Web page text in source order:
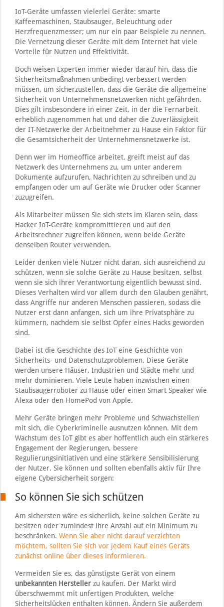
IoT-Geräte umfassen vielerlei Geräte: smarte
Kaffeemaschinen, Staubsauger, Beleuchtung oder
Herzfrequenzmesser; um nur ein paar Beispiele zu nennen.
Die Vernetzung dieser Geräte mit dem Internet hat viele
Vorteile für Nutzen und Effektivität.
Doch weisen Experten immer wieder darauf hin, dass die
Sicherheitsmaßnahmen unbedingt verbessert werden
müssen, um sicherzustellen, dass die Geräte die allgemeine
Sicherheit von Unternehmensnetzwerken nicht gefährden.
Dies gilt insbesondere in einer Zeit, in der die Fernarbeit
erheblich zugenommen hat und daher die Zuverlässigkeit
der IT-Netzwerke der Arbeitnehmer zu Hause ein Faktor für
die Gesamtsicherheit der Unternehmensnetzwerke ist.
Denn wer im Homeoffice arbeitet, greift meist auf das
Netzwerk des Unternehmens zu, um unter anderem
Dokumente aufzurufen, Nachrichten zu schreiben und zu
empfangen oder um auf Geräte wie Drucker oder Scanner
zuzugreifen.
Als Mitarbeiter müssen Sie sich stets im Klaren sein, dass
Hacker IoT-Geräte kompromittieren und auf den
Arbeitsrechner zugreifen können, wenn beide Geräte
denselben Router verwenden.
Leider denken viele Nutzer nicht daran, sich ausreichend zu
schützen, wenn sie solche Geräte zu Hause besitzen, selbst
wenn sie sich ihrer Verantwortung eigentlich bewusst sind.
Dieses Verhalten wird vor allem durch den Glauben genährt,
dass Angriffe nur anderen Menschen passieren, sodass die
Nutzer erst dann anfangen, sich um ihre Privatsphäre zu
kümmern, nachdem sie selbst Opfer eines Hacks geworden
sind.
Dabei ist die Geschichte des IoT eine Geschichte von
Sicherheits- und Datenschutzproblemen. Diese Geräte
werden unsere Häuser, Industrien und Städte mehr und
mehr dominieren. Viele Leute haben inzwischen einen
Staubsaugerroboter zu Hause oder einen Smart Speaker wie
Alexa oder den HomePod von Apple.
Mehr Geräte bringen mehr Probleme und Schwachstellen
mit sich, die Cyberkriminelle ausnutzen können. Mit dem
Wachstum des IoT gibt es aber hoffentlich auch ein stärkeres
Engagement der Regierungen, bessere
Regulierungsinitiativen und eine stärkere Sensibilisierung
der Nutzer. Sie können und sollten ebenfalls aktiv für Ihre
eigene Cybersicherheit sorgen:
So können Sie sich schützen
Am sichersten wäre es sicherlich, keine solchen Geräte zu
besitzen oder zumindest ihre Anzahl auf ein Minimum zu
beschränken. Wenn Sie aber nicht darauf verzichten
möchtem, sollten Sie sich vor jedem Kauf eines Geräts
zunächst online über dieses informieren.
Vermeiden Sie es, das günstigste Gerät von einem
unbekannten Herstellerzu kaufen. Der Markt wird
überschwemmt mit unfertigen Produkten, welche
Sicherheitslücken enthalten können. Ändern Sie außerdem